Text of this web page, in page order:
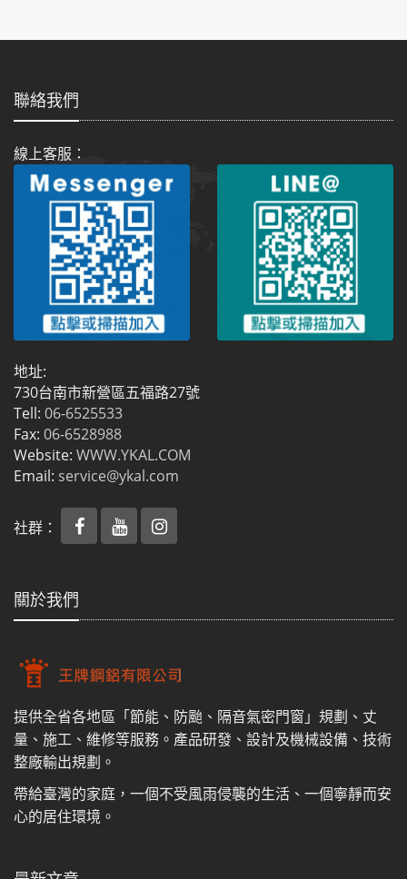
聯絡我們
線上客服：
地址:
730台南市新營區五福路27號
Tell: 06-6525533
Fax: 06-6528988
Website: WWW.YKAL.COM
Email: service@ykal.com
社群：
關於我們
提供全省各地區「節能、防颱、隔音氣密門窗」規劃、丈
量、施工、維修等服務。產品研發、設計及機械設備、技術
整廠輸出規劃。
帶給臺灣的家庭，一個不受風雨侵襲的生活、一個寧靜而安
心的居住環境。